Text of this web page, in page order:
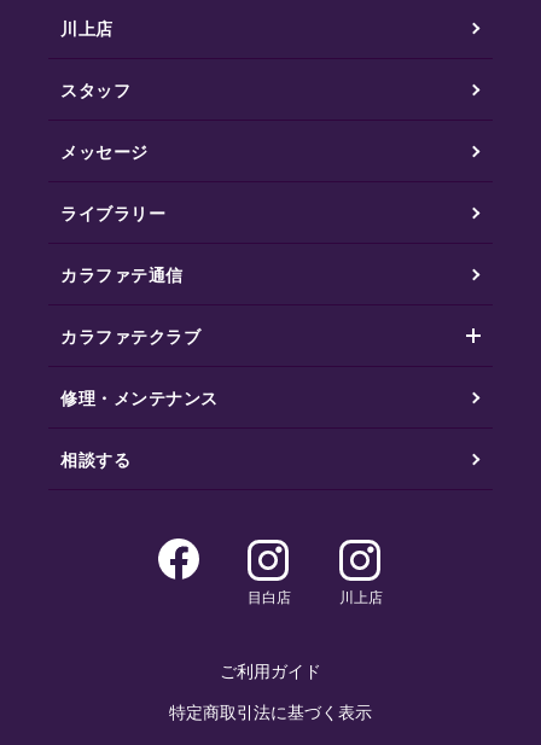
川上店
スタッフ
メッセージ
ライブラリー
カラファテ通信
カラファテクラブ
修理・メンテナンス
相談する
目白店 川上店
ご利用ガイド
特定商取引法に基づく表示